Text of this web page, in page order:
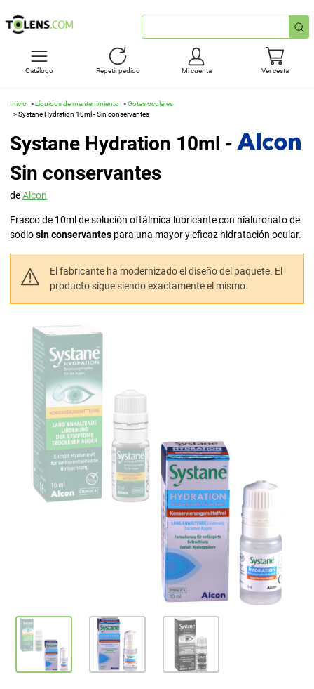
Búsqueda
rápida
Catálogo Repetir pedido Mi cuenta Ver cesta
Inicio Líquidos de mantenimiento
Gotas oculares
Systane Hydration 10ml - Sin conservantes
Systane Hydration 10ml -
Sin conservantes
deAlcon
Frasco de 10ml de solución oftálmica lubricante con hialuronato de
sodiosin conservantes para una mayor y eficaz hidratación ocular.
El fabricante ha modernizado el diseño del paquete. El
producto sigue siendo exactamente el mismo.